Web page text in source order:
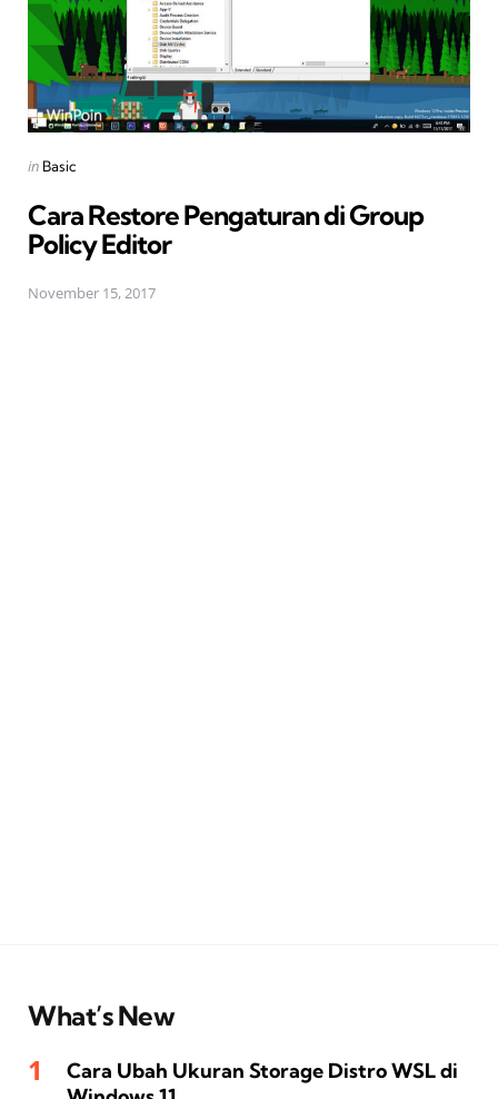
Posted
in Basic
Cara Restore Pengaturan di Group
Policy Editor
November 15, 2017
What’s New
Cara Ubah Ukuran Storage Distro WSL di